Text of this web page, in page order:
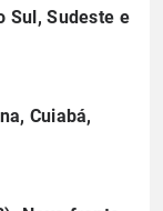
Sul, Sudeste e
Cuiabá,